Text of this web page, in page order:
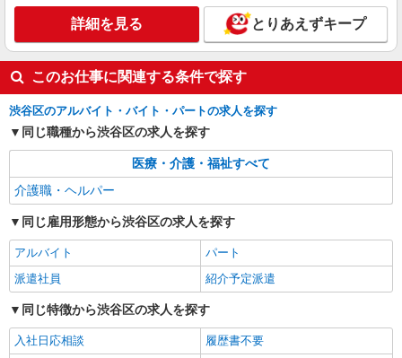
（株）ウィルオブ・ワークCW 新宿支店/ms130101
介護スタッフ
時給1600円 ◆前払い・日払い・週払いOK
東京都渋谷区
キープ 詳細を見る
詳細を見る とりあえずキープ
このお仕事に関連する条件で探す
渋谷区のアルバイト・バイト・パートの求人を探す
同じ職種から渋谷区の求人を探す
医療・介護・福祉すべて
介護職・ヘルパー
同じ雇用形態から渋谷区の求人を探す
アルバイト
パート
派遣社員
紹介予定派遣
同じ特徴から渋谷区の求人を探す
入社日応相談
履歴書不要